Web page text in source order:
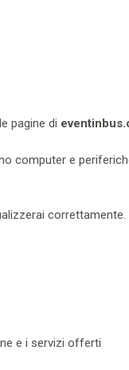
pagine di
computer e
correttamente.
e i servizi offerti